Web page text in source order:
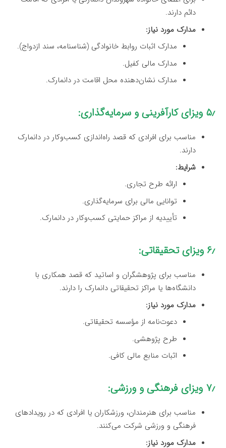
دائم دارند.
مدارک مورد نیاز:
مدارک اثبات روابط خانوادگی (شناسنامه، سند ازدواج).
مدارک مالی کفیل.
مدارک نشان‌دهنده محل اقامت در دانمارک.
۵٫ ویزای کارآفرینی و سرمایه‌گذاری:
مناسب برای افرادی که قصد راه‌اندازی کسب‌وکار در دانمارک
دارند.
شرایط:
ارائه طرح تجاری.
توانایی مالی برای سرمایه‌گذاری.
تأییدیه از مراکز حمایتی کسب‌وکار در دانمارک.
۶٫ ویزای تحقیقاتی:
مناسب برای پژوهشگران و اساتید که قصد همکاری با
دانشگاه‌ها یا مراکز تحقیقاتی دانمارک را دارند.
مدارک مورد نیاز:
دعوت‌نامه از مؤسسه تحقیقاتی.
طرح پژوهشی.
اثبات منابع مالی کافی.
۷٫ ویزای فرهنگی و ورزشی:
مناسب برای هنرمندان، ورزشکاران یا افرادی که در رویدادهای
فرهنگی و ورزشی شرکت می‌کنند.
مدارک مورد نیاز: